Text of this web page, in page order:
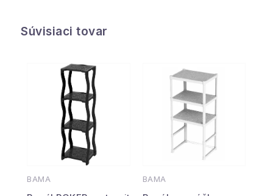
Súvisiaci tovar
BAMA BAMA